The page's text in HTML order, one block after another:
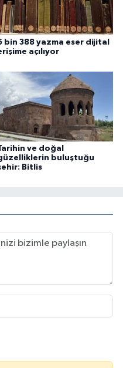
bin 388 yazma eser dijital
açılıyor
ve doğal
buluştuğu
Bitlis